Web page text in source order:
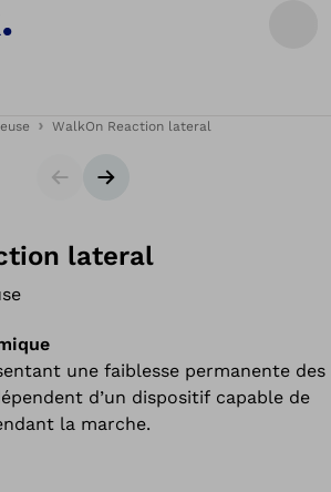
WalkOn Reaction lateral
CarrouselBannière suivante
lateral
une faiblesse permanente des
d’un dispositif capable de
la marche.